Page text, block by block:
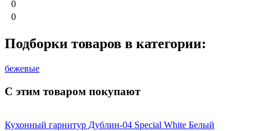
0
0
Подборки товаров в категории:
бежевые
С этим товаром покупают
Кухонный гарнитур Дублин-04 Special White Белый